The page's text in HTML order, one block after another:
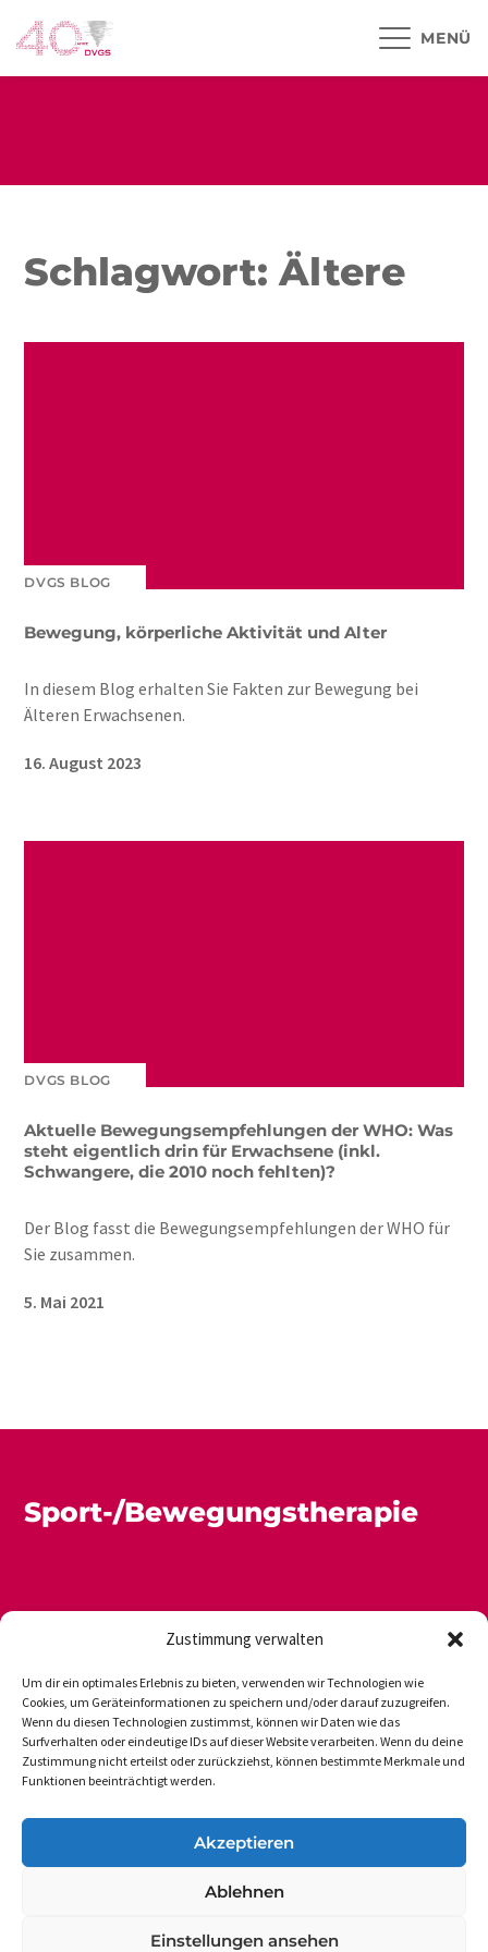
Zustimmung verwalten
Um dir ein optimales Erlebnis zu bieten, verwenden wir Technologien wie
Cookies, um Geräteinformationen zu speichern und/oder darauf zuzugreifen.
Wenn du diesen Technologien zustimmst, können wir Daten wie das
Surfverhalten oder eindeutige IDs auf dieser Website verarbeiten. Wenn du deine
Zustimmung nicht erteilst oder zurückziehst, können bestimmte Merkmale und
Funktionen beeinträchtigt werden.
Akzeptieren
Ablehnen
Einstellungen ansehen
Schlagwort: Ältere
DVGS BLOG
Bewegung, körperliche Aktivität und Alter
In diesem Blog erhalten Sie Fakten zur Bewegung bei
Älteren Erwachsenen.
16. August 2023
DVGS BLOG
Aktuelle Bewegungsempfehlungen der WHO: Was
steht eigentlich drin für Erwachsene (inkl.
Schwangere, die 2010 noch fehlten)?
Der Blog fasst die Bewegungsempfehlungen der WHO für
Sie zusammen.
5. Mai 2021
Sport-/Bewegungstherapie
Newsletter Datenschutz Impressum
MENÜ